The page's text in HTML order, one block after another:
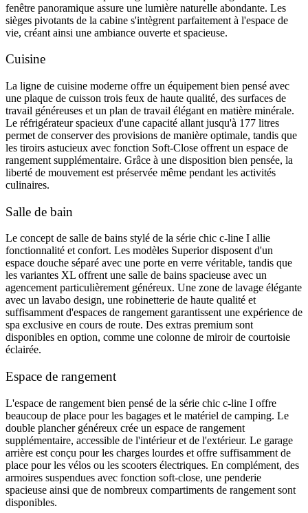
fenêtre panoramique assure une lumière naturelle abondante. Les
sièges pivotants de la cabine s'intègrent parfaitement à l'espace de
vie, créant ainsi une ambiance ouverte et spacieuse.
Cuisine
La ligne de cuisine moderne offre un équipement bien pensé avec
une plaque de cuisson trois feux de haute qualité, des surfaces de
travail généreuses et un plan de travail élégant en matière minérale.
Le réfrigérateur spacieux d'une capacité allant jusqu'à 177 litres
permet de conserver des provisions de manière optimale, tandis que
les tiroirs astucieux avec fonction Soft-Close offrent un espace de
rangement supplémentaire. Grâce à une disposition bien pensée, la
liberté de mouvement est préservée même pendant les activités
culinaires.
Salle de bain
Le concept de salle de bains stylé de la série chic c-line I allie
fonctionnalité et confort. Les modèles Superior disposent d'un
espace douche séparé avec une porte en verre véritable, tandis que
les variantes XL offrent une salle de bains spacieuse avec un
agencement particulièrement généreux. Une zone de lavage élégante
avec un lavabo design, une robinetterie de haute qualité et
suffisamment d'espaces de rangement garantissent une expérience de
spa exclusive en cours de route. Des extras premium sont
disponibles en option, comme une colonne de miroir de courtoisie
éclairée.
Espace de rangement
L'espace de rangement bien pensé de la série chic c-line I offre
beaucoup de place pour les bagages et le matériel de camping. Le
double plancher généreux crée un espace de rangement
supplémentaire, accessible de l'intérieur et de l'extérieur. Le garage
arrière est conçu pour les charges lourdes et offre suffisamment de
place pour les vélos ou les scooters électriques. En complément, des
armoires suspendues avec fonction soft-close, une penderie
spacieuse ainsi que de nombreux compartiments de rangement sont
disponibles.